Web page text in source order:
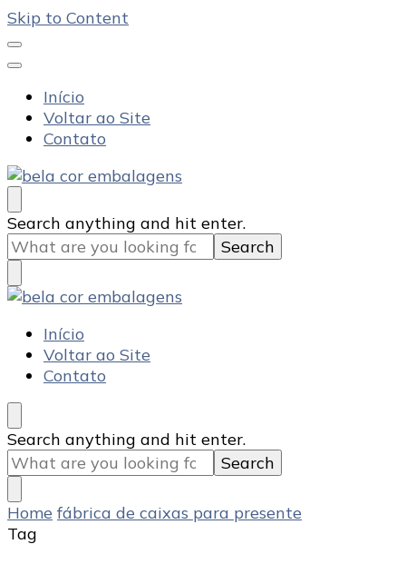
Skip to Content
Início
Voltar ao Site
Contato
Bela Cor Embalagens
Blog
Looking
for
Something?
Search anything and hit enter.
Bela Cor Embalagens
Blog
Início
Voltar ao Site
Contato
Looking
for
Something?
Search anything and hit enter.
Home fábrica de caixas para presente
Tag